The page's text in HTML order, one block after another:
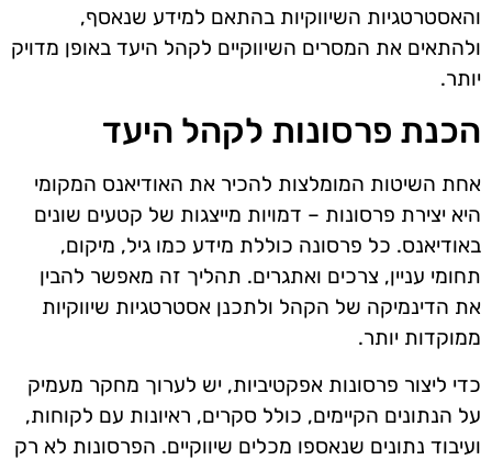
והאסטרטגיות השיווקיות בהתאם למידע שנאסף,
ולהתאים את המסרים השיווקיים לקהל היעד באופן מדויק
יותר.
הכנת פרסונות לקהל היעד
אחת השיטות המומלצות להכיר את האודיאנס המקומי
היא יצירת פרסונות – דמויות מייצגות של קטעים שונים
באודיאנס. כל פרסונה כוללת מידע כמו גיל, מיקום,
תחומי עניין, צרכים ואתגרים. תהליך זה מאפשר להבין
את הדינמיקה של הקהל ולתכנן אסטרטגיות שיווקיות
ממוקדות יותר.
כדי ליצור פרסונות אפקטיביות, יש לערוך מחקר מעמיק
על הנתונים הקיימים, כולל סקרים, ראיונות עם לקוחות,
ועיבוד נתונים שנאספו מכלים שיווקיים. הפרסונות לא רק